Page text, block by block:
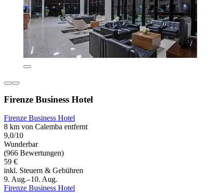
Firenze Business Hotel
Firenze Business Hotel
8 km von Calemba entfernt
9,0/10
Wunderbar
(966 Bewertungen)
59 €
inkl. Steuern & Gebühren
9. Aug.–10. Aug.
Firenze Business Hotel